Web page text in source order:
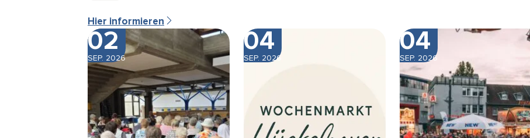
Hier informieren
02
SEP. 2026
04
SEP. 2026
04
SEP. 2026